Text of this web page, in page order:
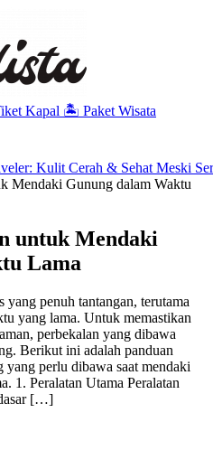
Kapal 🏝️ Paket Wisata
Kulit Cerah & Sehat Meski
Mendaki Gunung dalam Waktu
untuk Mendaki
Lama
penuh tantangan, terutama
yang lama. Untuk memastikan
perbekalan yang dibawa
Berikut ini adalah panduan
yang perlu dibawa saat mendaki
1. Peralatan Utama Peralatan
[…]